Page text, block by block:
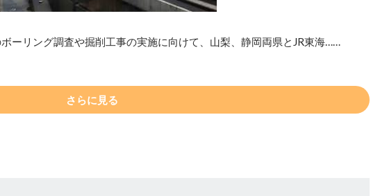
ーリング調査や掘削工事の実施に向けて、山梨、静岡両県とJR東海……
さらに見る